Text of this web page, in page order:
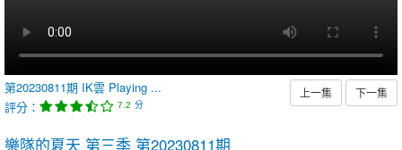
第20230811期 IK雲 Playing ...
評分：
7.2 分
上一集 下一集
樂隊的夏天 第三季 第20230811期